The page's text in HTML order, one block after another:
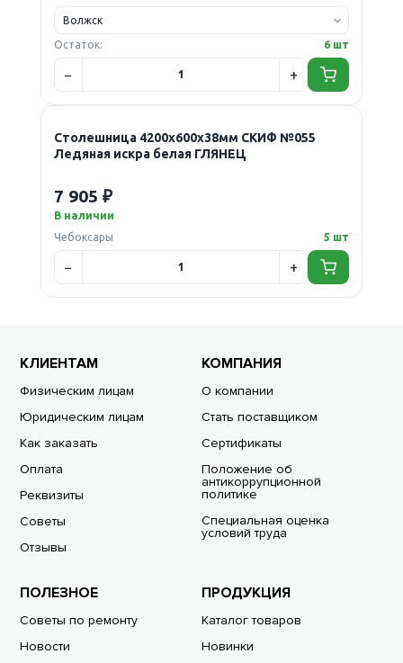
Остаток: 6 шт
Столешница 4200х600х38мм СКИФ №055
Ледяная искра белая ГЛЯНЕЦ
7 905 ₽
В наличии
Чебоксары
5 шт
КЛИЕНТАМ
Физическим лицам
Юридическим лицам
Как заказать
Оплата
Реквизиты
Советы
Отзывы
КОМПАНИЯ
О компании
Стать поставщиком
Сертификаты
Положение об
антикоррупционной
политике
Специальная оценка
условий труда
ПОЛЕЗНОЕ
Советы по ремонту
Новости
ПРОДУКЦИЯ
Каталог товаров
Новинки